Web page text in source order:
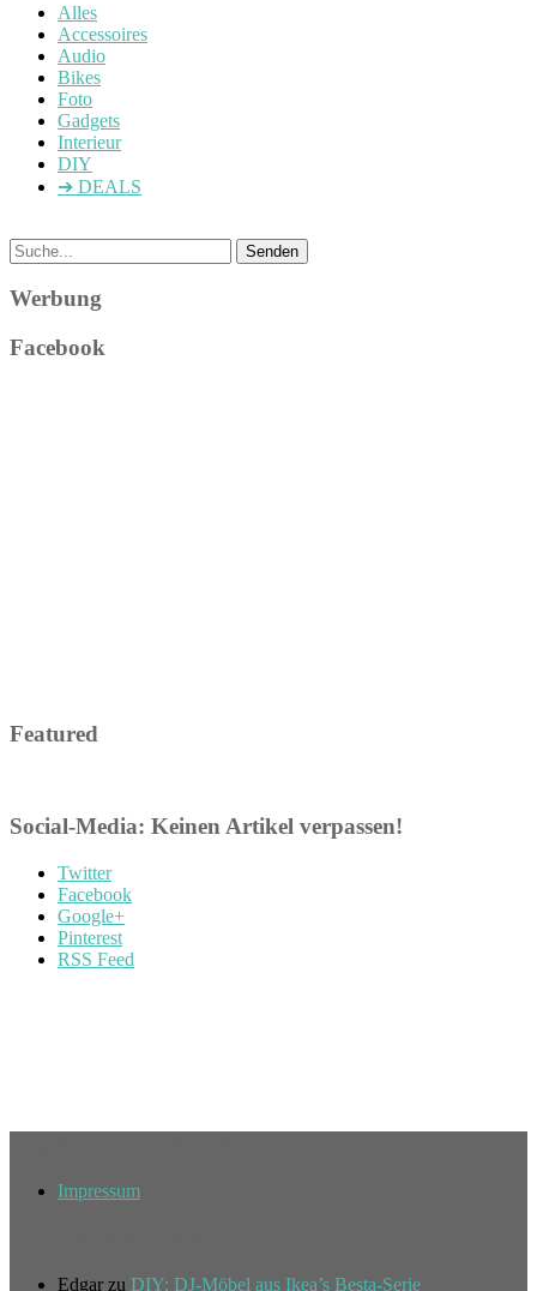
Alles
Accessoires
Audio
Bikes
Foto
Gadgets
Interieur
DIY
➔ DEALS
Werbung
Facebook
Featured
Social-Media: Keinen Artikel verpassen!
Twitter
Facebook
Google+
Pinterest
RSS Feed
Impressum
Edgar zu DIY: DJ-Möbel aus Ikea’s Besta-Serie